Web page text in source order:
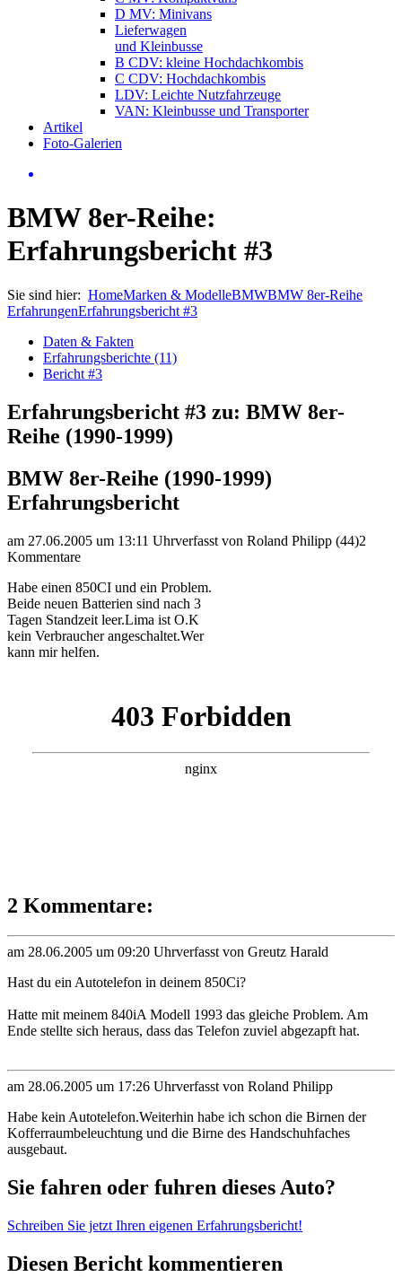
D MV: Minivans
Lieferwagen
und Kleinbusse
B CDV: kleine Hochdachkombis
C CDV: Hochdachkombis
LDV: Leichte Nutzfahrzeuge
VAN: Kleinbusse und Transporter
Artikel
Foto-Galerien
BMW 8er-Reihe:
Erfahrungsbericht #3
Sie sind hier: HomeMarken & ModelleBMWBMW 8er-Reihe
ErfahrungenErfahrungsbericht #3
Daten & Fakten
Erfahrungsberichte (11)
Bericht #3
Erfahrungsbericht #3 zu: BMW 8er-
Reihe (1990-1999)
BMW 8er-Reihe (1990-1999)
Erfahrungsbericht
am 27.06.2005 um 13:11 Uhrverfasst von Roland Philipp (44)2
Kommentare
Habe einen 850CI und ein Problem.
Beide neuen Batterien sind nach 3
Tagen Standzeit leer.Lima ist O.K
kein Verbraucher angeschaltet.Wer
kann mir helfen.
2 Kommentare:
am 28.06.2005 um 09:20 Uhrverfasst von Greutz Harald
Hast du ein Autotelefon in deinem 850Ci?
Hatte mit meinem 840iA Modell 1993 das gleiche Problem. Am
Ende stellte sich heraus, dass das Telefon zuviel abgezapft hat.
am 28.06.2005 um 17:26 Uhrverfasst von Roland Philipp
Habe kein Autotelefon.Weiterhin habe ich schon die Birnen der
Kofferraumbeleuchtung und die Birne des Handschuhfaches
ausgebaut.
Sie fahren oder fuhren dieses Auto?
Schreiben Sie jetzt Ihren eigenen Erfahrungsbericht!
Diesen Bericht kommentieren